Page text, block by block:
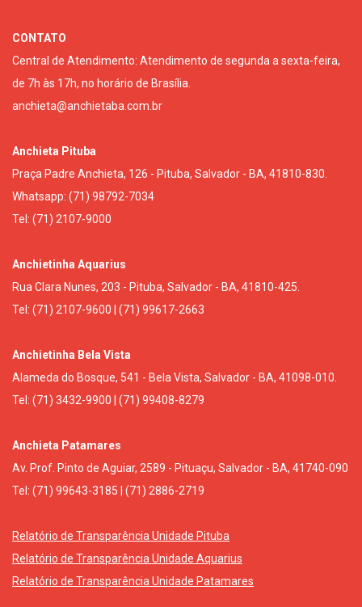
CONTATO
Central de Atendimento: Atendimento de segunda a sexta-feira,
de 7h às 17h, no horário de Brasília.
anchieta@anchietaba.com.br
Anchieta Pituba
Praça Padre Anchieta, 126 - Pituba, Salvador - BA, 41810-830.
Whatsapp: (71) 98792-7034
Tel: (71) 2107-9000
Anchietinha Aquarius
Rua Clara Nunes, 203 - Pituba, Salvador - BA, 41810-425.
Tel: (71) 2107-9600 | (71) 99617-2663
Anchietinha Bela Vista
Alameda do Bosque, 541 - Bela Vista, Salvador - BA, 41098-010.
Tel: (71) 3432-9900 | (71) 99408-8279
Anchieta Patamares
Av. Prof. Pinto de Aguiar, 2589 - Pituaçu, Salvador - BA, 41740-090
Tel: (71) 99643-3185 | (71) 2886-2719
Relatório de Transparência Unidade Pituba
Relatório de Transparência Unidade Aquarius
Relatório de Transparência Unidade Patamares